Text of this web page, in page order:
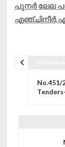
പുനർ ലേല
No.451/